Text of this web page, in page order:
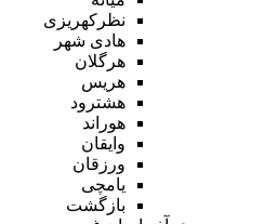
نظرکهریزی
هادی شهر
هرگلان
هریس
هشترود
هوراند
وایقان
ورزقان
یامچی
بازگشت